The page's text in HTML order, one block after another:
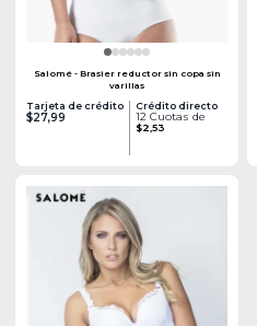
Salomé - Brasier reductor sin copa sin
varillas
Tarjeta de crédito
$27,99
Crédito directo
12 Cuotas de
$2,53